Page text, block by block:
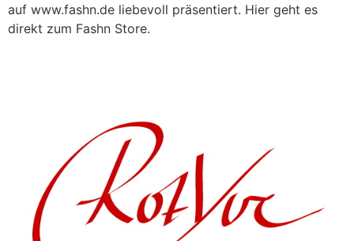
auf www.fashn.de liebevoll präsentiert. Hier geht es
direkt zum Fashn Store.